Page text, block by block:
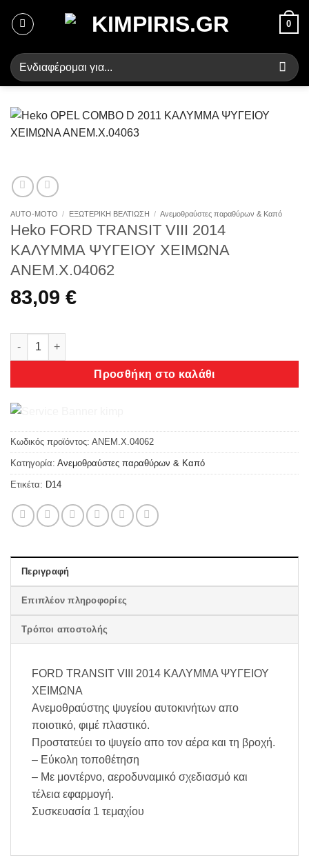
στο
0
Αναζήτηση
για:
AUTO-MOTO / ΕΞΩΤΕΡΙΚΗ ΒΕΛΤΙΩΣΗ / Ανεμοθραύστες παραθύρων & Καπό
Heko FORD TRANSIT VIII 2014
ΚΑΛΥΜΜΑ ΨΥΓΕΙΟΥ ΧΕΙΜΩΝΑ
ΑΝΕΜ.Χ.04062
83,09 €
Heko FORD TRANSIT VIII 2014 ΚΑΛΥΜΜΑ ΨΥΓΕΙΟΥ ΧΕΙΜΩΝΑ
Προσθήκη στο καλάθι
Κωδικός προϊόντος: ΑΝΕΜ.Χ.04062
Κατηγορία: Ανεμοθραύστες παραθύρων & Καπό
Ετικέτα: D14
Περιγραφή
Επιπλέον πληροφορίες
Τρόποι αποστολής
FORD TRANSIT VIII 2014 ΚΑΛΥΜΜΑ ΨΥΓΕΙΟΥ
ΧΕΙΜΩΝΑ
Ανεμοθραύστης ψυγείου αυτοκινήτων απο
ποιοτικό, φιμέ πλαστικό.
Προστατεύει το ψυγείο απο τον αέρα και τη βροχή.
– Εύκολη τοποθέτηση
– Με μοντέρνο, αεροδυναμικό σχεδιασμό και
τέλεια εφαρμογή.
Συσκευασία 1 τεμαχίου